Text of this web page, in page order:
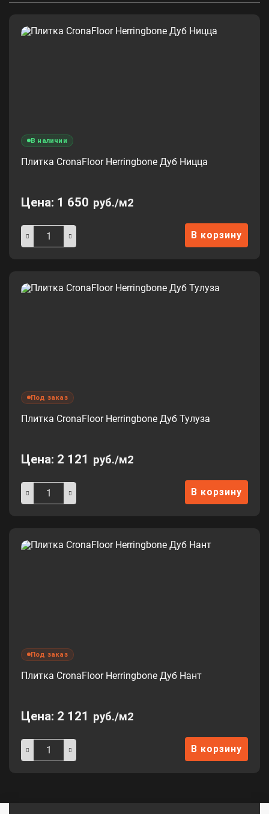
В наличии
Плитка CronaFloor Herringbone Дуб Ницца
Цена: 1 650 руб./м2
В корзину
Под заказ
Плитка CronaFloor Herringbone Дуб Тулуза
Цена: 2 121 руб./м2
В корзину
Под заказ
Плитка CronaFloor Herringbone Дуб Нант
Цена: 2 121 руб./м2
В корзину